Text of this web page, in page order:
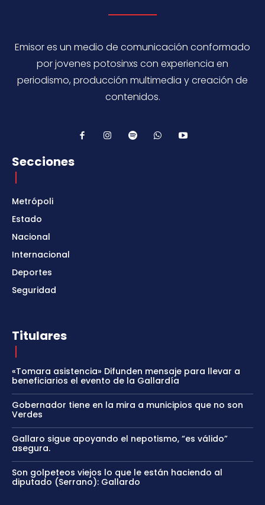
Emisor es un medio de comunicación conformado
por jovenes potosinxs con experiencia en
periodismo, producción multimedia y creación de
contenidos.
Secciones
Metrópoli
Estado
Nacional
Internacional
Deportes
Seguridad
Titulares
«Tomara asistencia» Difunden mensaje para llevar a
beneficiarios el evento de la Gallardía
Gobernador tiene en la mira a municipios que no son
Verdes
Gallaro sigue apoyando el nepotismo, “es válido”
asegura.
Son golpeteos viejos lo que le están haciendo al
diputado (Serrano): Gallardo